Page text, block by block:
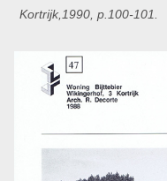
Kortrijk,1990, p.100-101.